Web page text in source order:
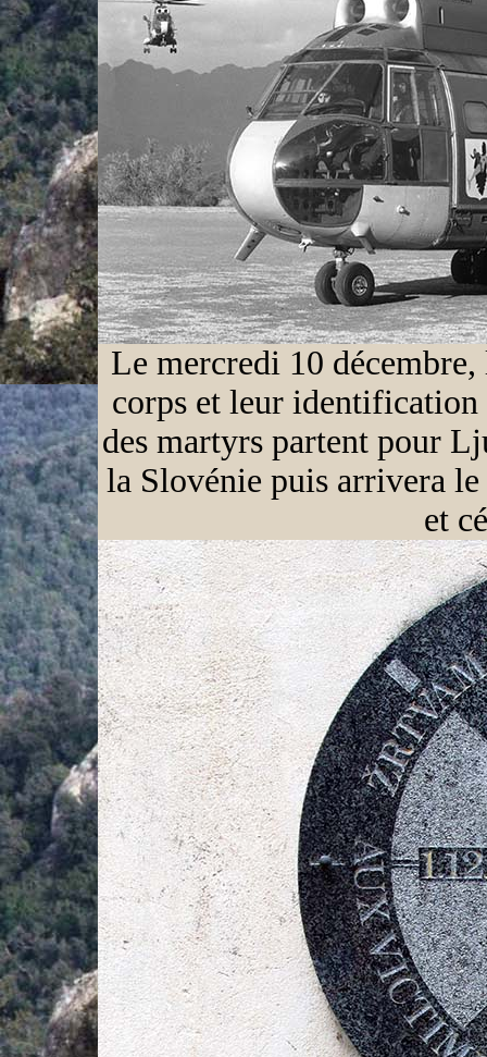
Le mercredi 10
corps et leur identification
des martyrs partent pour
la Slovénie puis arrivera le
et